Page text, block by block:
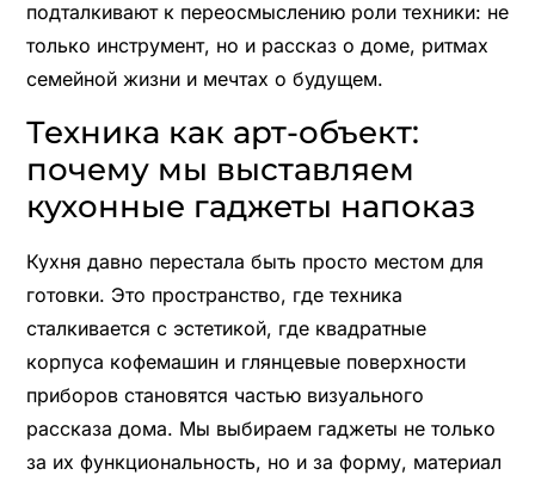
подталкивают к переосмыслению роли техники: не
только инструмент, но и рассказ о доме, ритмах
семейной жизни и мечтах о будущем.
Техника как арт-объект:
почему мы выставляем
кухонные гаджеты напоказ
Кухня давно перестала быть просто местом для
готовки. Это пространство, где техника
сталкивается с эстетикой, где квадратные
корпуса кофемашин и глянцевые поверхности
приборов становятся частью визуального
рассказа дома. Мы выбираем гаджеты не только
за их функциональность, но и за форму, материал